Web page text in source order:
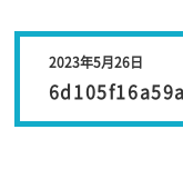
2023年5月26日